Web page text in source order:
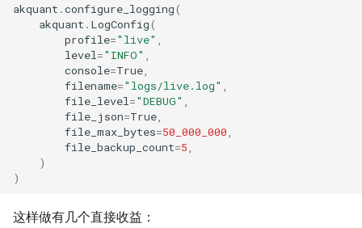
akquant .configure_logging(
akquant . LogConfig(
profile="live"
level ="INFO"
console=True
filename="logs/live.log"
file_level ="DEBUG"
file_json=True
file_max_bytes=50_000_000
file_backup_count=5
)
)
这样做有几个直接收益：